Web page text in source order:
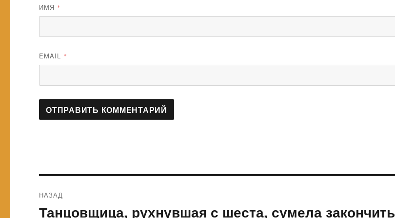
ИМЯ *
EMAIL *
по
НАЗАД
Предыдущая
Танцовщица, рухнувшая с шеста, сумела закончить